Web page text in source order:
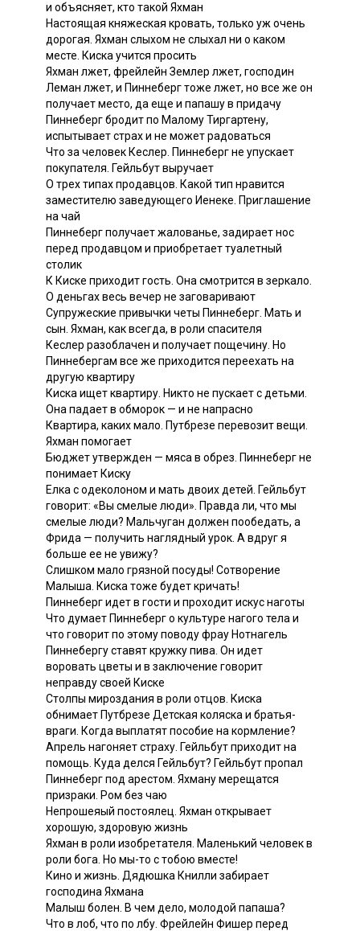
и объясняет, кто такой Яхман
Настоящая княжеская кровать, только уж очень
дорогая. Яхман слыхом не слыхал ни о каком
месте. Киска учится просить
Яхман лжет, фрейлейн Землер лжет, господин
Леман лжет, и Пиннеберг тоже лжет, но все же он
получает место, да еще и папашу в придачу
Пиннеберг бродит по Малому Тиргартену,
испытывает страх и не может радоваться
Что за человек Кеслер. Пиннеберг не упускает
покупателя. Гейльбут выручает
О трех типах продавцов. Какой тип нравится
заместителю заведующего Иенеке. Приглашение
на чай
Пиннеберг получает жалованье, задирает нос
перед продавцом и приобретает туалетный
столик
К Киске приходит гость. Она смотрится в зеркало.
О деньгах весь вечер не заговаривают
Супружеские привычки четы Пиннеберг. Мать и
сын. Яхман, как всегда, в роли спасителя
Кеслер разоблачен и получает пощечину. Но
Пиннебергам все же приходится переехать на
другую квартиру
Киска ищет квартиру. Никто не пускает с детьми.
Она падает в обморок — и не напрасно
Квартира, каких мало. Путбрезе перевозит вещи.
Яхман помогает
Бюджет утвержден — мяса в обрез. Пиннеберг не
понимает Киску
Елка с одеколоном и мать двоих детей. Гейльбут
говорит: «Вы смелые люди». Правда ли, что мы
смелые люди? Мальчуган должен пообедать, а
Фрида — получить наглядный урок. А вдруг я
больше ее не увижу?
Слишком мало грязной посуды! Сотворение
Малыша. Киска тоже будет кричать!
Пиннеберг идет в гости и проходит искус наготы
Что думает Пиннеберг о культуре нагого тела и
что говорит по этому поводу фрау Нотнагель
Пиннебергу ставят кружку пива. Он идет
воровать цветы и в заключение говорит
неправду своей Киске
Столпы мироздания в роли отцов. Киска
обнимает Путбрезе Детская коляска и братья-
враги. Когда выплатят пособие на кормление?
Апрель нагоняет страху. Гейльбут приходит на
помощь. Куда делся Гейльбут? Гейльбут пропал
Пиннеберг под арестом. Яхману мерещатся
призраки. Ром без чаю
Непрошеяый постоялец. Яхман открывает
хорошую, здоровую жизнь
Яхман в роли изобретателя. Маленький человек в
роли бога. Но мы-то с тобою вместе!
Кино и жизнь. Дядюшка Книлли забирает
господина Яхмана
Малыш болен. В чем дело, молодой папаша?
Что в лоб, что по лбу. Фрейлейн Фишер перед